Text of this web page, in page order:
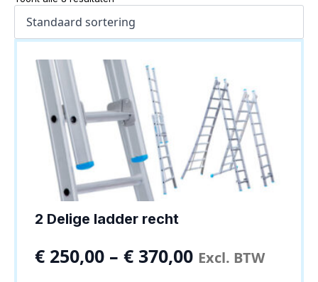
2 Delige ladder recht
€ 250,00 – € 370,00 Excl. BTW